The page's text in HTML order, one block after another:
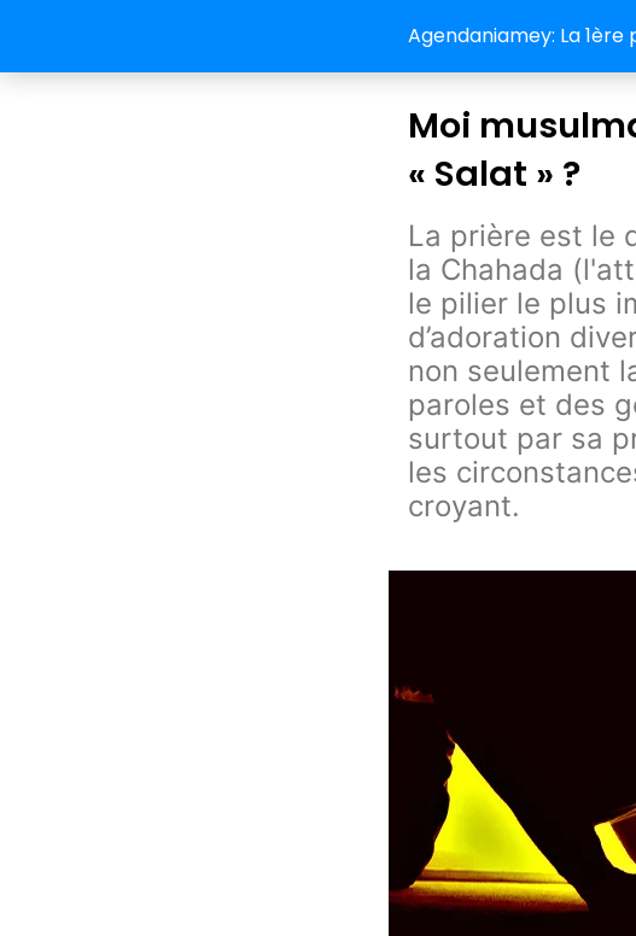
Agendaniamey: La
Moi
« Salat » ?
La prière est le
la Chahada
le pilier le plus
d’adoration
non seulement
paroles et des
surtout par sa
les
croyant.